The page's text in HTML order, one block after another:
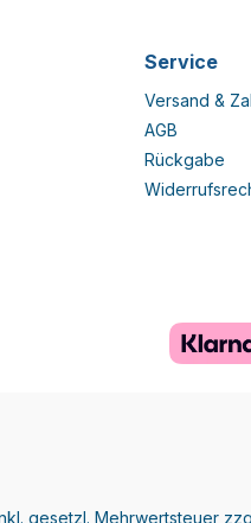
Service
Versand &
AGB
Rückgabe
gesetzl. Mehrwertsteuer